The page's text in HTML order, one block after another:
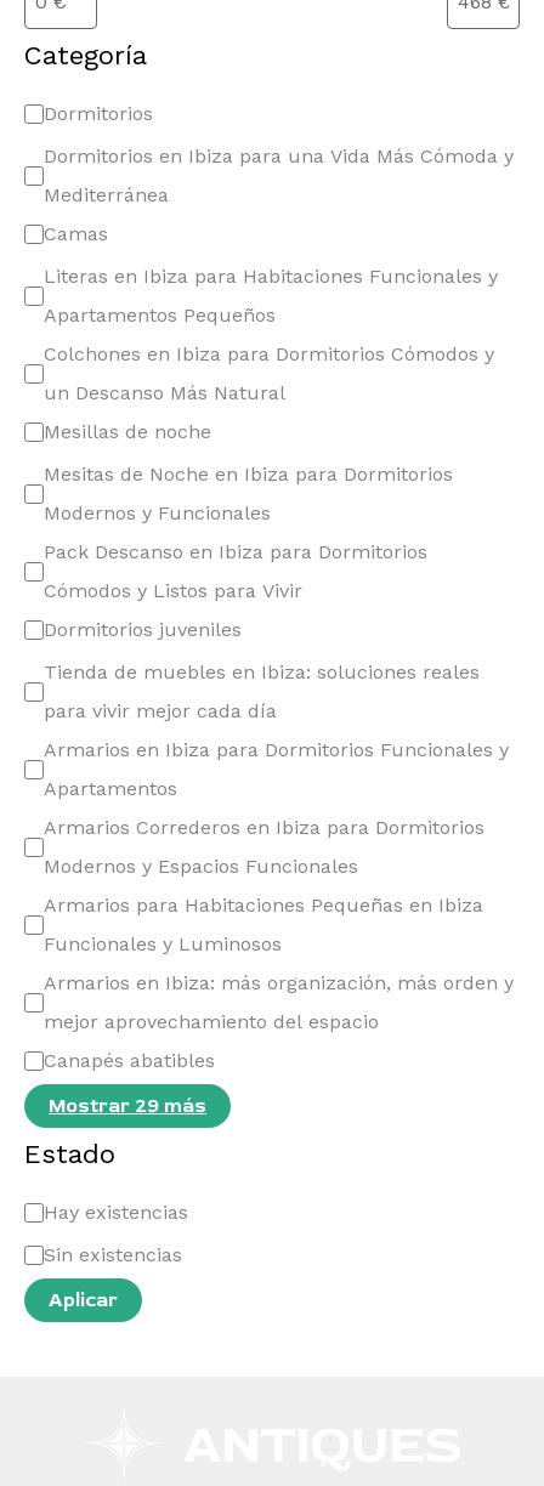
Categoría
Dormitorios
Dormitorios en Ibiza para una Vida Más Cómoda y
Mediterránea
Camas
Literas en Ibiza para Habitaciones Funcionales y
Apartamentos Pequeños
Colchones en Ibiza para Dormitorios Cómodos y
un Descanso Más Natural
Mesillas de noche
Mesitas de Noche en Ibiza para Dormitorios
Modernos y Funcionales
Pack Descanso en Ibiza para Dormitorios
Cómodos y Listos para Vivir
Dormitorios juveniles
Tienda de muebles en Ibiza: soluciones reales
para vivir mejor cada día
Armarios en Ibiza para Dormitorios Funcionales y
Apartamentos
Armarios Correderos en Ibiza para Dormitorios
Modernos y Espacios Funcionales
Armarios para Habitaciones Pequeñas en Ibiza
Funcionales y Luminosos
Armarios en Ibiza: más organización, más orden y
mejor aprovechamiento del espacio
Canapés abatibles
Mostrar 29 más
Estado
Hay existencias
Sin existencias
Aplicar